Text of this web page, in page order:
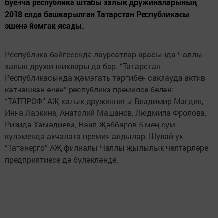
буенча республика штабы халык дружиналарының
2018 елда башкарылган Татарстан Республикасы
эшенә йомгак ясады.
Республика бәйгесендә лауреатлар арасында Чаллы
халык дружинниклары да бар. “Татарстан
Республикасында җәмәгать тәртибен саклауда актив
катнашкан өчен” республика премиясе белән:
“ТАТПРОФ” АҖ халык дружиннигы Владимир Магдин,
Инна Ларкина, Анатолий Машанов, Людмила Фролова,
Ризидә Хәмәдиева, Наил Җәббаров 5 мең сум
күләмендә акчалата премия алдылар. Шулай ук -
“Татэнерго” АҖ филиалы Чаллы җылылык челтәрләре
предприятиесе дә бүләкләнде.